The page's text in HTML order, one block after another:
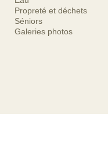
Propreté et déchets
Séniors
Galeries photos